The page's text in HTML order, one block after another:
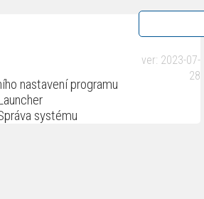
ver: 2023-07-
28
nastavení programu
systému